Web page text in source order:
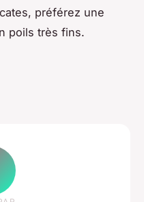
préférez une
poils très fins.